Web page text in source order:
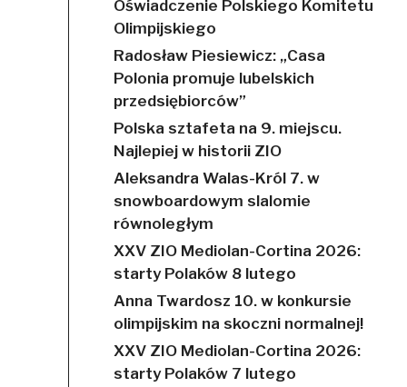
Oświadczenie Polskiego Komitetu
Olimpijskiego
Radosław Piesiewicz: „Casa
Polonia promuje lubelskich
przedsiębiorców”
Polska sztafeta na 9. miejscu.
Najlepiej w historii ZIO
Aleksandra Walas-Król 7. w
snowboardowym slalomie
równoległym
XXV ZIO Mediolan-Cortina 2026:
starty Polaków 8 lutego
Anna Twardosz 10. w konkursie
olimpijskim na skoczni normalnej!
XXV ZIO Mediolan-Cortina 2026:
starty Polaków 7 lutego